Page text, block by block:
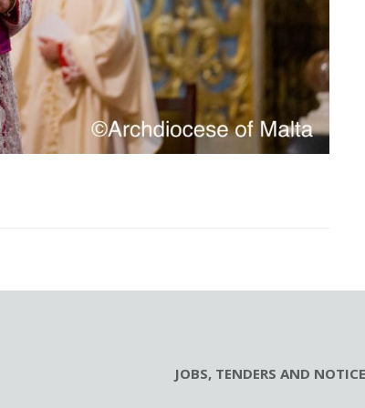
JOBS, TENDERS AND